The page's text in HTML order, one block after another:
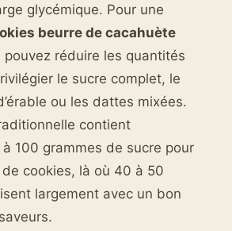
glycémique. Pour une
beurre de cacahuète
pouvez réduire les quantités
le sucre complet, le
ou les dattes mixées.
contient
100 grammes de sucre pour
cookies, là où 40 à 50
largement avec un bon